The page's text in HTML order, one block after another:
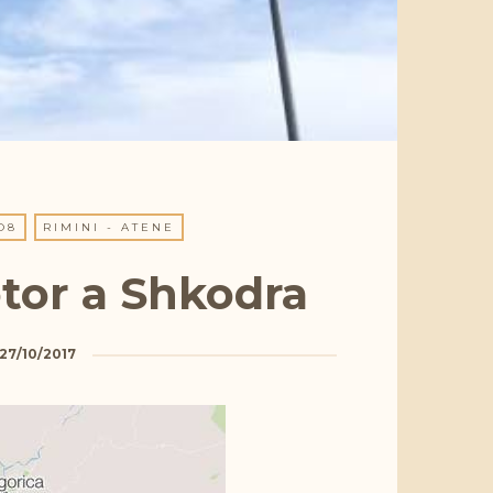
RIMINI - ATENE
a Shkodra
27/10/2017